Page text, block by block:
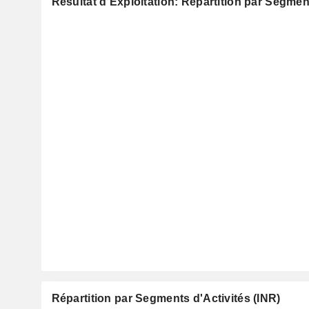
Répartition par Segments d'Activités (INR)